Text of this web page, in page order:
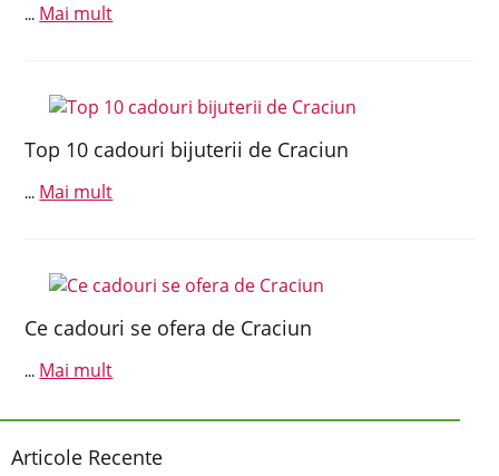
... Mai mult
Top 10 cadouri bijuterii de Craciun
... Mai mult
Ce cadouri se ofera de Craciun
... Mai mult
Articole Recente